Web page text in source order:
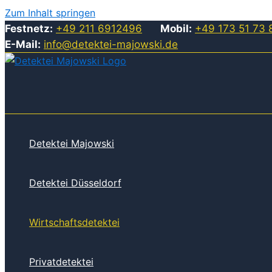
Zum Inhalt springen
Festnetz: +49 211 6912496 Mobil: +49 173 51 73
E-Mail: info@detektei-majowski.de
Detektei Majowski
Detektei Düsseldorf
Wirtschaftsdetektei
Privatdetektei